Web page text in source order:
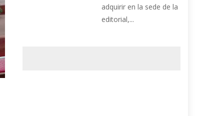
adquirir en la sede de la
editorial,...